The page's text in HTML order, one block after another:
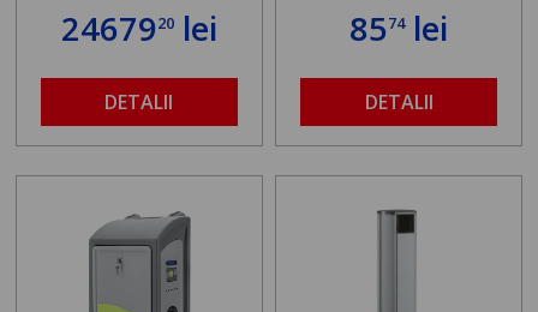
2467920lei
DETALII
8574lei
DETALII